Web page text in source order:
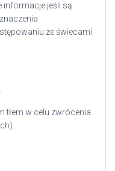
informacje jeśli są
ze świecami
tłem w celu zwrócenia